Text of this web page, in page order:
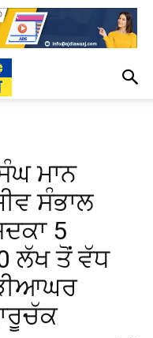
ਮਾਨ
ਸੰਭਾਲ
5
ਲੱਖ ਤੋਂ ਵੱਧ